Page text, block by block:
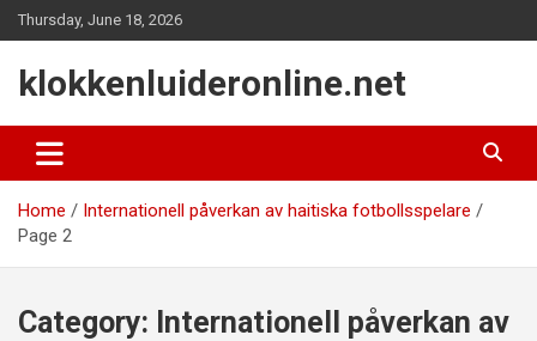
Skip
to
Thursday, June 18, 2026
klokkenluideronline.net
Home
Internationell påverkan av haitiska fotbollsspelare
Page 2
Category: Internationell påverkan av